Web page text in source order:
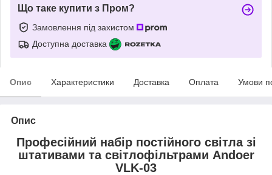
Що таке купити з Пром?
Замовлення під захистом
Доступна доставка
Опис Характеристики Доставка Оплата Умови
Опис
Професійний набір постійного світла зі
штативами та світлофільтрами Andoer
VLK-03